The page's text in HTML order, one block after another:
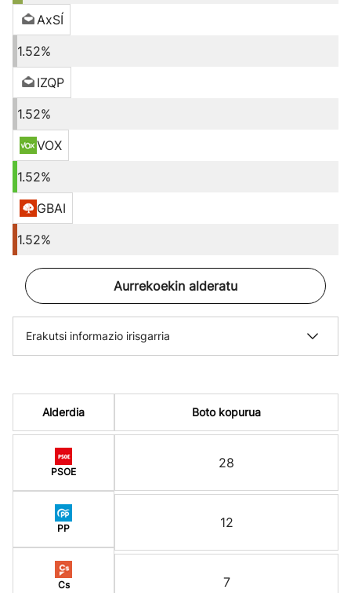
AxSÍ
1.52%
IZQP
1.52%
VOX
1.52%
GBAI
1.52%
Aurrekoekin alderatu
Erakutsi informazio irisgarria
Alderdia
PSOE
PP
Cs
Boto kopurua
28
12
7